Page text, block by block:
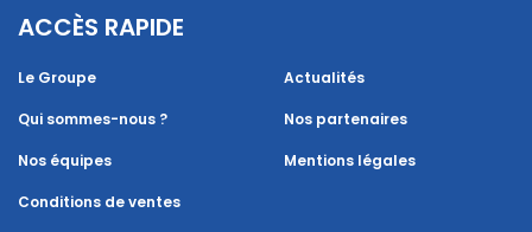
ACCÈS RAPIDE
Le Groupe
Qui sommes-nous ?
Nos équipes
Conditions de ventes
Actualités
Nos partenaires
Mentions légales